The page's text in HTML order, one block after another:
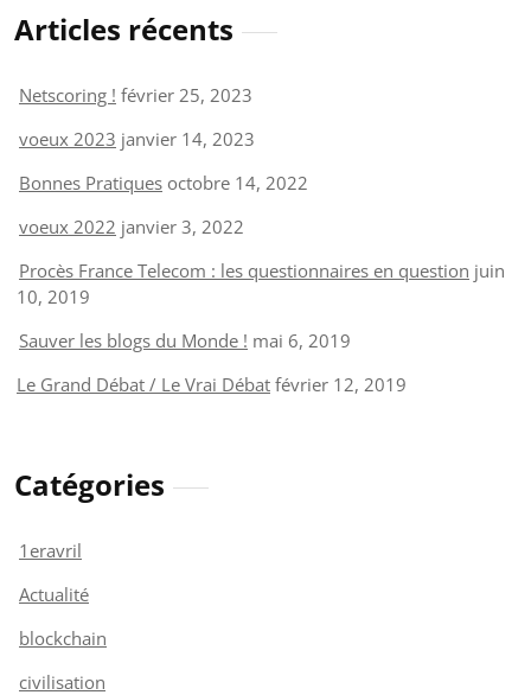
Articles récents
Netscoring ! février 25, 2023
voeux 2023 janvier 14, 2023
Bonnes Pratiques octobre 14, 2022
voeux 2022 janvier 3, 2022
Procès France Telecom : les questionnaires en question juin
10, 2019
Sauver les blogs du Monde ! mai 6, 2019
Le Grand Débat / Le Vrai Débat février 12, 2019
Catégories
1eravril
Actualité
blockchain
civilisation